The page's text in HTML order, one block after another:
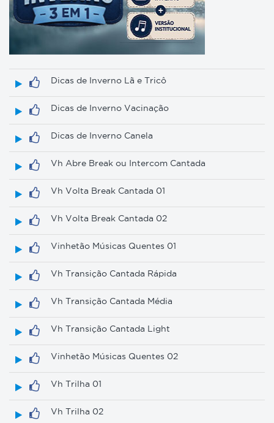
Dicas de Inverno Lã e Tricô
Dicas de Inverno Vacinação
Dicas de Inverno Canela
Vh Abre Break ou Intercom Cantada
Vh Volta Break Cantada 01
Vh Volta Break Cantada 02
Vinhetão Músicas Quentes 01
Vh Transição Cantada Rápida
Vh Transição Cantada Média
Vh Transição Cantada Light
Vinhetão Músicas Quentes 02
Vh Trilha 01
Vh Trilha 02